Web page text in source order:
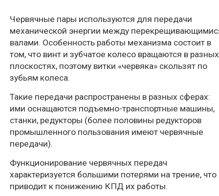
Червячные пары используются для передачи
механической энергии между
валами. Особенность работы механизма состоит в
том, что винт и зубчатое колесо вращаются в разных
плоскостях, поэтому витки «червяка» скользят по
зубьям колеса.
Такие передачи распространены в разных сферах:
ими оснащаются подъемно-транспортные машины,
станки, редукторы (более половины редукторов
промышленного пользования имеют червячные
передачи).
Функционирование червячных передач
характеризуется большими потерями на трение, что
приводит к понижению КПД их работы.